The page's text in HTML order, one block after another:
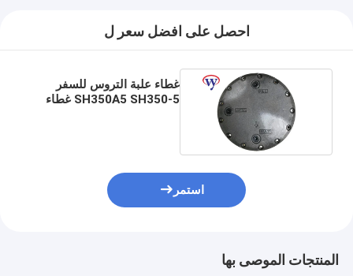
احصل على افضل سعر ل
غطاء علبة التروس للسفر
SH350A5 SH350-5 غطاء
استمر
المنتجات الموصى بها